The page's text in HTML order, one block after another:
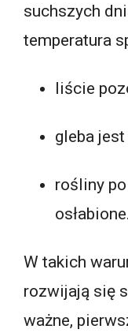
suchszych
temperatura
liście
gleba
rośliny
osłabione.
W takich
rozwijają się
ważne,